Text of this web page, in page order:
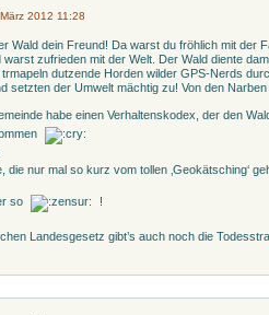
2012 11:28
Wald dein Freund! Da warst du fröhlich mit der
warst zufrieden mit der Welt. Der Wald diente
dutzende Horden wilder GPS-Nerds
setzten der Umwelt mächtig zu! Von den
habe einen Verhaltenskodex, der den
die nur mal so kurz vom tollen ‚Geokätsching‘
so !
Landesgesetz gibt’s auch noch die